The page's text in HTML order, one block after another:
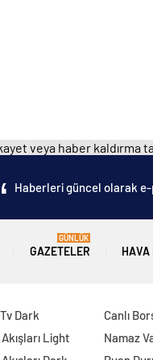
veya haber kaldırma
Haberleri güncel olarak
GAZETELER
GÜNLÜK
HAVA
Dark
Akışları Light
Canlı
Namaz